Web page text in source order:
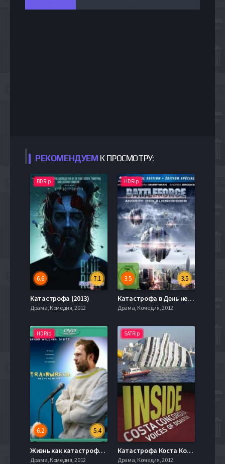
РЕКОМЕНДУЕМ К ПРОСМОТРУ:
BDRip
7.1
6.6
Катастрофа (2013)
Драма, Комедия, 2012
HDRip
3.5
3.5
Катастрофа в День независимости (2013)
Драма, Комедия, 2012
HDRip
5.4
6.2
Жизнь как катастрофа (2007)
Драма, Комедия, 2012
SATRip
Катастрофа Коста Конкордии (2012)
Драма, Комедия, 2012